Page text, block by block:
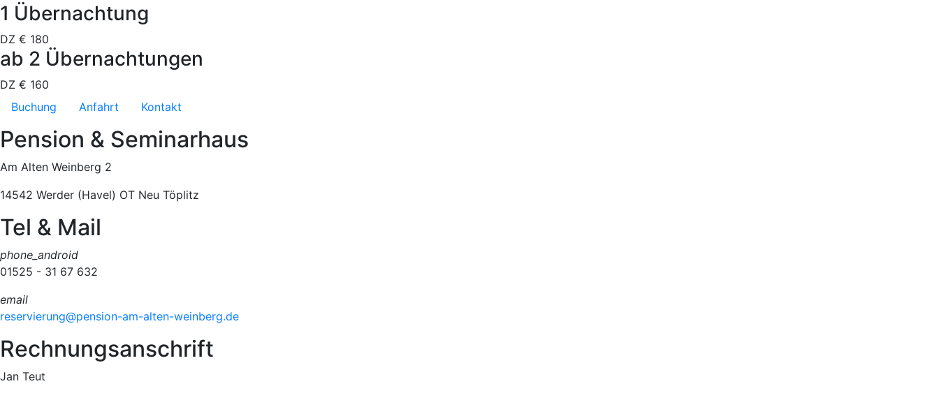
1 Übernachtung
DZ € 180
ab 2 Übernachtungen
DZ € 160
Navigation überspringen
Buchung Anfahrt Kontakt
Pension & Seminarhaus
Am Alten Weinberg 2
14542 Werder (Havel) OT Neu Töplitz
Tel & Mail
phone_android
01525 - 31 67 632
email
reservierung@pension-am-alten-weinberg.de
Rechnungsanschrift
Jan Teut